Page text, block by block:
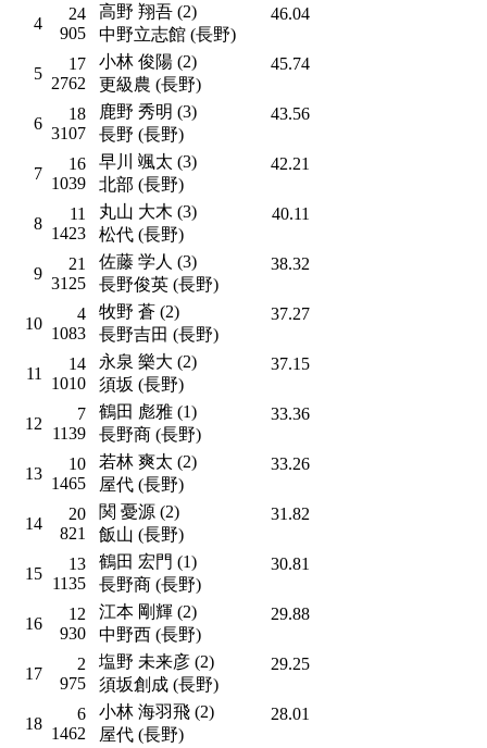
4
24
905
高野 翔吾 (2)
中野立志館 (長野)
46.04
5
17
2762
小林 俊陽 (2)
更級農 (長野)
45.74
6
18
3107
鹿野 秀明 (3)
長野 (長野)
43.56
7
16
1039
早川 颯太 (3)
北部 (長野)
42.21
8
11
1423
丸山 大木 (3)
松代 (長野)
40.11
9
21
3125
佐藤 学人 (3)
長野俊英 (長野)
38.32
10
4
1083
牧野 蒼 (2)
長野吉田 (長野)
37.27
11
14
1010
永泉 樂大 (2)
須坂 (長野)
37.15
12
7
1139
鶴田 彪雅 (1)
長野商 (長野)
33.36
13
10
1465
若林 爽太 (2)
屋代 (長野)
33.26
14
20
821
関 憂源 (2)
飯山 (長野)
31.82
15
13
1135
鶴田 宏門 (1)
長野商 (長野)
30.81
16
12
930
江本 剛輝 (2)
中野西 (長野)
29.88
17
2
975
塩野 未来彦 (2)
須坂創成 (長野)
29.25
18
6
1462
小林 海羽飛 (2)
屋代 (長野)
28.01